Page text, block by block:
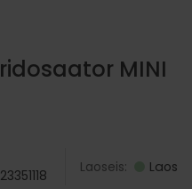
MINI
Laoseis: Laos